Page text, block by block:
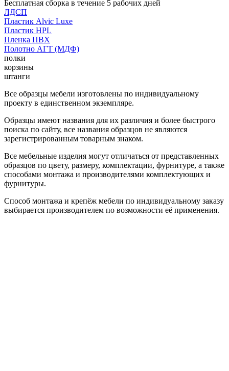
Бесплатная сборка в течение 5 рабочих дней
ЛДСП
Пластик Alvic Luxe
Пластик HPL
Пленка ПВХ
Полотно АГТ (МДФ)
полки
корзины
штанги
Все образцы мебели изготовлены по индивидуальному
проекту в единственном экземпляре.
Образцы имеют названия для их различия и более быстрого
поиска по сайту, все названия образцов не являются
зарегистрированным товарным знаком.
Все мебельные изделия могут отличаться от представленных
образцов по цвету, размеру, комплектации, фурнитуре, а также
способами монтажа и производителями комплектующих и
фурнитуры.
Способ монтажа и крепёж мебели по индивидуальному заказу
выбирается производителем по возможности её применения.